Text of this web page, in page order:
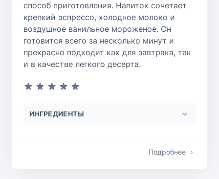
способ приготовления. Напиток сочетает
крепкий эспрессо, холодное молоко и
воздушное ванильное мороженое. Он
готовится всего за несколько минут и
прекрасно подходит как для завтрака, так
и в качестве легкого десерта.
ИНГРЕДИЕНТЫ
Подробнее